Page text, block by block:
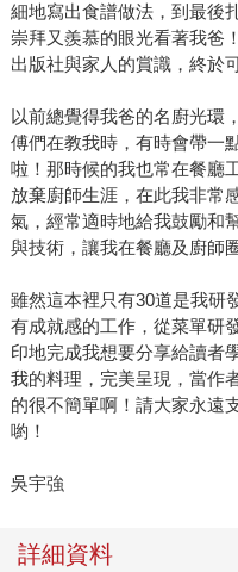
細地寫出食譜做法，到最後
崇拜又羨慕的眼光看著我爸
出版社與家人的賞識，終於
以前總覺得我爸的名廚光環
傅們在教我時，有時會帶一
啦！那時候的我也常在餐廳
放棄廚師生涯，在此我非常
氣，經常適時地給我鼓勵和
與技術，讓我在餐廳及廚師
雖然這本裡只有30道是我研
有成就感的工作，從菜單研
印地完成我想要分享給讀者
我的料理，完美呈現，當作
的很不簡單啊！請大家永遠
喲！
吳宇強
詳細資料